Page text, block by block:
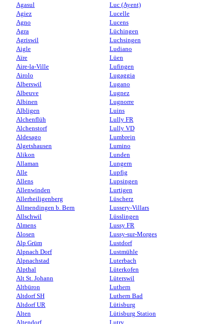
Agasul
Agiez
Agno
Agra
Agriswil
Aigle
Aïre
Aire-la-Ville
Airolo
Alberswil
Albeuve
Albinen
Albligen
Alchenflüh
Alchenstorf
Aldesago
Algetshausen
Alikon
Allaman
Alle
Allens
Allenwinden
Allerheiligenberg
Allmendingen b. Bern
Allschwil
Almens
Alosen
Alp Grüm
Alpnach Dorf
Alpnachstad
Alpthal
Alt St. Johann
Altbüron
Altdorf SH
Altdorf UR
Alten
Altendorf
Luc (Ayent)
Lucelle
Lucens
Lüchingen
Luchsingen
Ludiano
Lüen
Lufingen
Lugaggia
Lugano
Lugnez
Lugnorre
Luins
Lully FR
Lully VD
Lumbrein
Lumino
Lunden
Lungern
Lupfig
Lupsingen
Lurtigen
Lüscherz
Lussery-Villars
Lüsslingen
Lussy FR
Lussy-sur-Morges
Lustdorf
Lustmühle
Luterbach
Lüterkofen
Lüterswil
Luthern
Luthern Bad
Lütisburg
Lütisburg Station
Lutry